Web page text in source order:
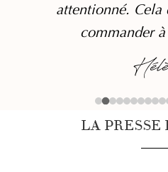
attentionné. Cela
commander
LA PRESSE